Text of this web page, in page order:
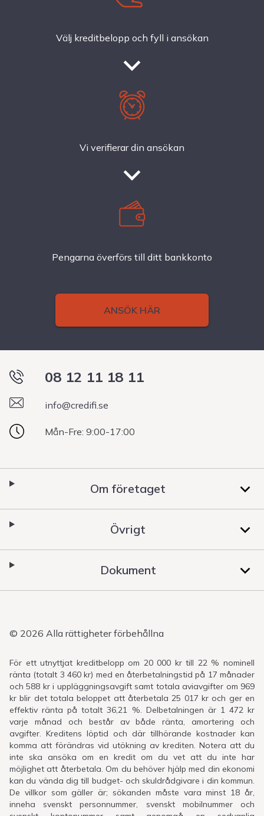
Välj kreditbelopp och fyll i ansökan
Vi verifierar din ansökan
Pengarna överförs till ditt bankkonto
ANSÖK HÄR
08 12 11 18 11
info@credifi.se
Mån-Fre: 9:00-17:00
Om företaget
Övrigt
Dokument
© 2026 Alla rättigheter förbehållna
För ett utnyttjat kreditbelopp om 20 000 kr till 22 % nominell
ränta (totalt 3 460 kr) med en återbetalningstid på 17 månader
och 588 kr i uppläggningsavgift samt totala aviavgifter om 969
kr blir det totala beloppet att återbetala 25 017 kr och ger en
effektiv ränta på totalt 36,21 %. Delbetalningen är 1 472 kr
varje månad och består av både ränta, amortering och
avgifter. Kreditens löptid och där tillhörande kostnader kan
komma att förändras vid utökning av krediten. Notera att du
inte ska ansöka om en kredit om du vet att du inte har
möjlighet att återbetala. Om du behöver hjälp med din ekonomi
kan du vända dig till budget- och skuldrådgivare i din kommun.
De villkor som gäller är; sökanden måste vara minst 18 år,
inneha svenskt personnummer, svenskt mobilnummer och